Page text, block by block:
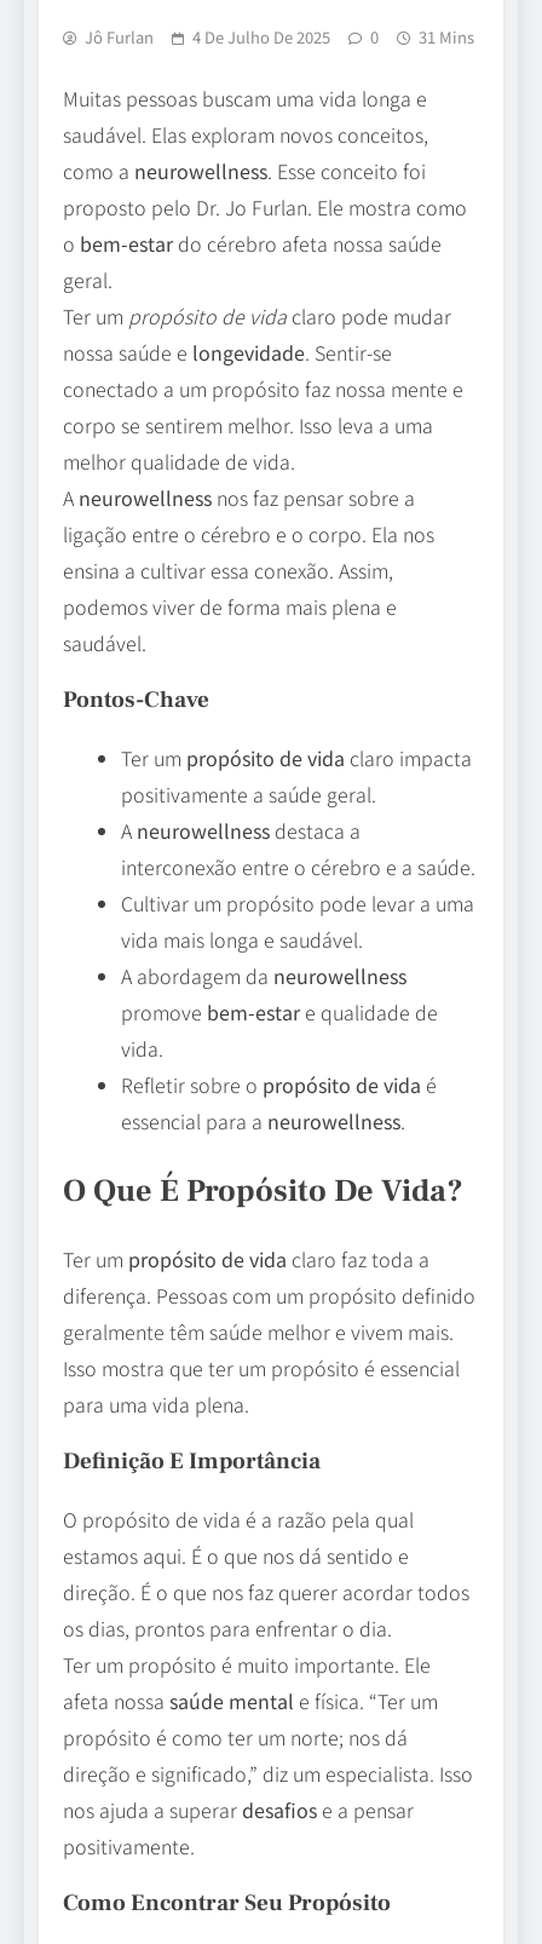
Jô Furlan 4 De Julho De 2025 0 31 Mins
Muitas pessoas buscam uma vida longa e
saudável. Elas exploram novos conceitos,
como a neurowellness. Esse conceito foi
proposto pelo Dr. Jo Furlan. Ele mostra como
o bem-estardo cérebro afeta nossa saúde
geral.
Ter um propósito de vida claro pode mudar
nossa saúde e longevidade. Sentir-se
conectado a um propósito faz nossa mente e
corpo se sentirem melhor. Isso leva a uma
melhor qualidade de vida.
A neurowellness nos faz pensar sobre a
ligação entre o cérebro e o corpo. Ela nos
ensina a cultivar essa conexão. Assim,
podemos viver de forma mais plena e
saudável.
Pontos-Chave
Ter um propósito de vida claro impacta
positivamente a saúde geral.
A neurowellness destaca a
interconexão entre o cérebro e a saúde.
Cultivar um propósito pode levar a uma
vida mais longa e saudável.
A abordagem da neurowellness
promove bem-estare qualidade de
vida.
Refletir sobre o propósito de vida é
essencial para a neurowellness.
O Que É Propósito De Vida?
Ter um propósito de vida claro faz toda a
diferença. Pessoas com um propósito definido
geralmente têm saúde melhor e vivem mais.
Isso mostra que ter um propósito é essencial
para uma vida plena.
Definição E Importância
O propósito de vida é a razão pela qual
estamos aqui. É o que nos dá sentido e
direção. É o que nos faz querer acordar todos
os dias, prontos para enfrentar o dia.
Ter um propósito é muito importante. Ele
afeta nossa saúde mental e física. “Ter um
propósito é como ter um norte; nos dá
direção e significado,” diz um especialista. Isso
nos ajuda a superardesafios e a pensar
positivamente.
Como Encontrar Seu Propósito